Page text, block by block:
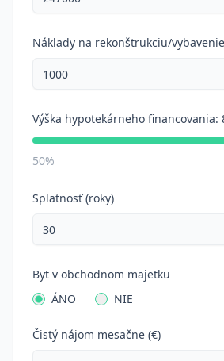
Náklady na rekonštrukciu/
Výška hypotekárneho financovania:
50%
Splatnosť (roky)
Byt v obchodnom majetku
ÁNO
NIE
Čistý nájom mesačne (€)